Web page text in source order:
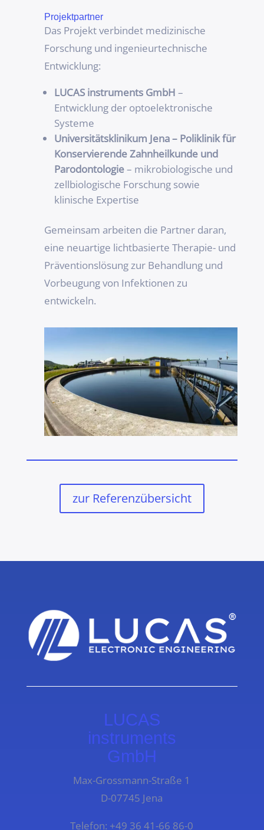
Projektpartner
Das Projekt verbindet medizinische
Forschung und ingenieurtechnische
Entwicklung:
LUCAS instruments GmbH –
Entwicklung der optoelektronische
Systeme
Universitätsklinikum Jena – Poliklinik für
Konservierende Zahnheilkunde und
Parodontologie– mikrobiologische und
zellbiologische Forschung sowie
klinische Expertise
Gemeinsam arbeiten die Partner daran,
eine neuartige lichtbasierte Therapie- und
Präventionslösung zur Behandlung und
Vorbeugung von Infektionen zu
entwickeln.
zur Referenzübersicht
LUCAS
instruments
GmbH
Max-Grossmann-Straße 1
D-07745 Jena
Telefon: +49 36 41-66 86-0